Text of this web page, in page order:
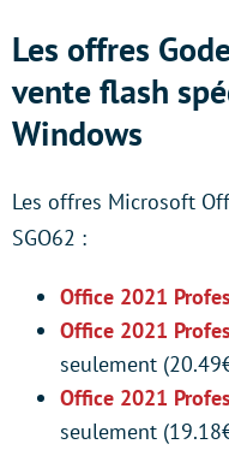
Les offres
vente flash
Windows
Les offres Microsoft
SGO62 :
Office 2021
Office 2021
seulement
Office 2021
seulement